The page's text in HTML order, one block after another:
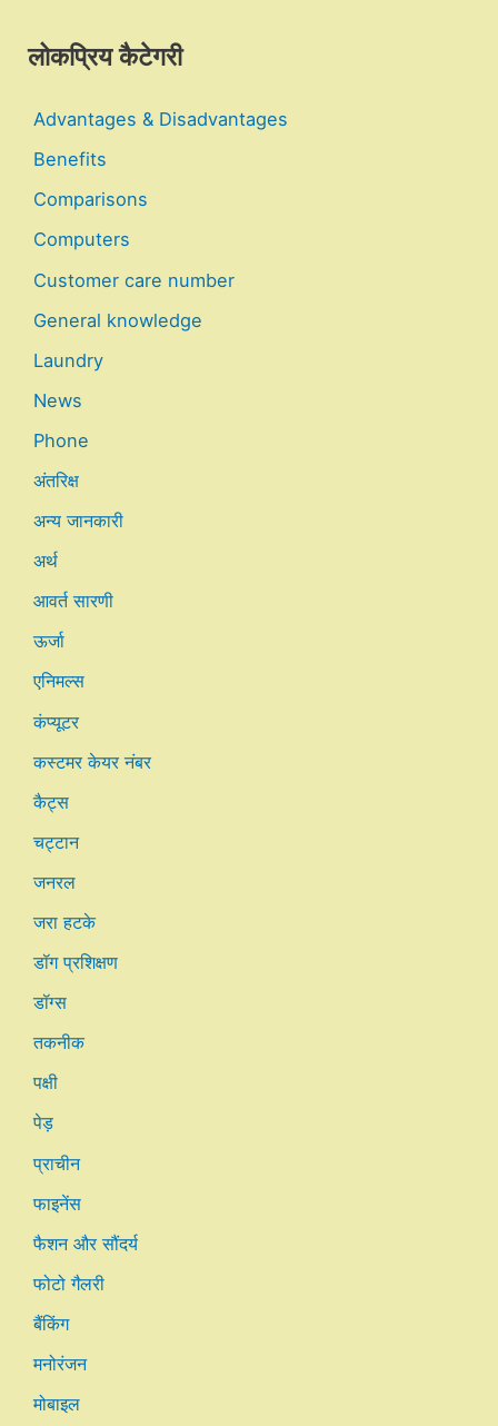
लोकप्रिय कैटेगरी
Advantages & Disadvantages
Benefits
Comparisons
Computers
Customer care number
General knowledge
Laundry
News
Phone
अंतरिक्ष
अन्य जानकारी
अर्थ
आवर्त सारणी
ऊर्जा
एनिमल्स
कंप्यूटर
कस्टमर केयर नंबर
कैट्स
चट्टान
जनरल
जरा हटके
डॉग प्रशिक्षण
डॉग्स
तकनीक
पक्षी
पेड़
प्राचीन
फाइनेंस
फैशन और सौंदर्य
फोटो गैलरी
बैंकिंग
मनोरंजन
मोबाइल